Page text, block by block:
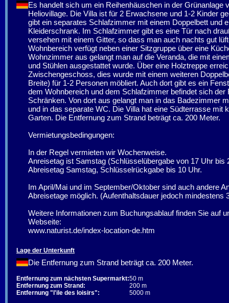
Es handelt sich um ein Reihenhäuschen in der Grünanlage
Heliovillage. Die Villa ist für 2 Erwachsene und 1-2 Kinder
gibt ein separates Schlafzimmer mit einem Doppelbett und
Kleiderschrank. Im Schlafzimmer gibt es eine Tür nach
versehen mit einem Gitter, so dass man auch nachts gut
Wohnbereich verfügt neben einer Sitzgruppe über eine
Wohnzimmer aus gelangt man auf die Veranda, die mit
und Stühlen ausgestattet wurde. Über eine Holztreppe
Zwischengeschoss, dies wurde mit einem weiteren
Breite) für 1-2 Personen möbliert. Auch dort gibt es ein
dem Wohnbereich und dem Schlafzimmer befindet sich der
Schränken. Von dort aus gelangt man in das Badezimmer
und in das separate WC. Die Villa hat eine Südterrasse mit
Garten. Die Entfernung zum Strand beträgt ca. 200 Meter.
Vermietungsbedingungen:
In der Regel vermieten wir Wochenweise.
Anreisetag ist Samstag (Schlüsselübergabe von 17 Uhr bis
Abreisetag Samstag, Schlüsselrückgabe bis 10 Uhr.
Im April/Mai und im September/Oktober sind auch andere
Abreisetage möglich. (Aufenthaltsdauer jedoch mindestens
Weitere Informationen zum Buchungsablauf finden Sie auf
Webseite:
www.naturist.de/index-location-de.htm
Lage der Unterkunft
Die Entfernung zum Strand beträgt ca. 200 Meter.
Entfernung zum nächsten Supermarkt:50 m
Entfernung zum Strand:
200 m
Entfernung "l'ile des loisirs":
5000 m